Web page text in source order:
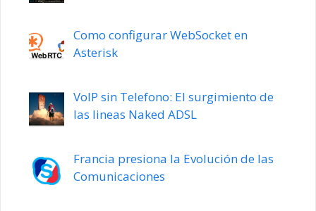
Como configurar WebSocket en
Asterisk
VoIP sin Telefono: El surgimiento de
las lineas Naked ADSL
Francia presiona la Evolución de las
Comunicaciones